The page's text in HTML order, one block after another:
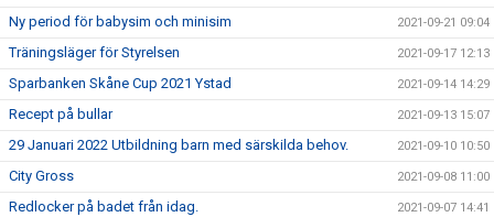
Ny period för babysim och minisim 2021-09-21 09:04
Träningsläger för Styrelsen 2021-09-17 12:13
Sparbanken Skåne Cup 2021 Ystad 2021-09-14 14:29
Recept på bullar 2021-09-13 15:07
29 Januari 2022 Utbildning barn med särskilda behov. 2021-09-10 10:50
City Gross 2021-09-08 11:00
Redlocker på badet från idag. 2021-09-07 14:41